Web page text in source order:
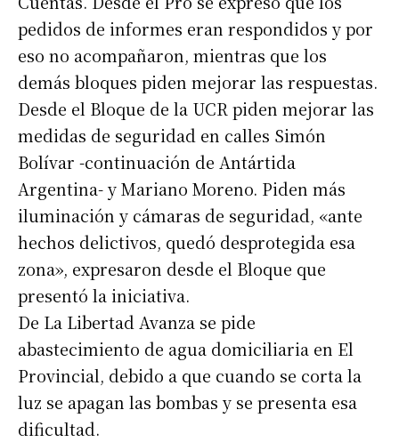
pedidos de informes eran respondidos y por
eso no acompañaron, mientras que los
demás bloques piden mejorar las respuestas.
Desde el Bloque de la UCR piden mejorar las
medidas de seguridad en calles Simón
Bolívar -continuación de Antártida
Argentina- y Mariano Moreno. Piden más
iluminación y cámaras de seguridad, «ante
hechos delictivos, quedó desprotegida esa
zona», expresaron desde el Bloque que
presentó la iniciativa.
De La Libertad Avanza se pide
abastecimiento de agua domiciliaria en El
Provincial, debido a que cuando se corta la
luz se apagan las bombas y se presenta esa
dificultad.